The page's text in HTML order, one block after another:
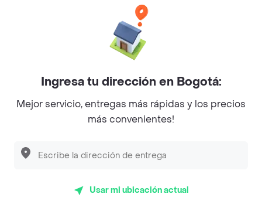
$ 5000
Agua saborizada H2OH! (600 ml)
Ingresa tu dirección en Bogotá:
Mejor servicio, entregas más rápidas y los precios
más convenientes!
Usar mi ubicación actual